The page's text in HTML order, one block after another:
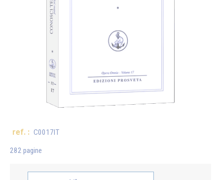
ref. : C0017IT
282 pagine